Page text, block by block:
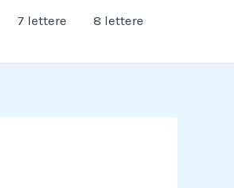
7 lettere
8 lettere